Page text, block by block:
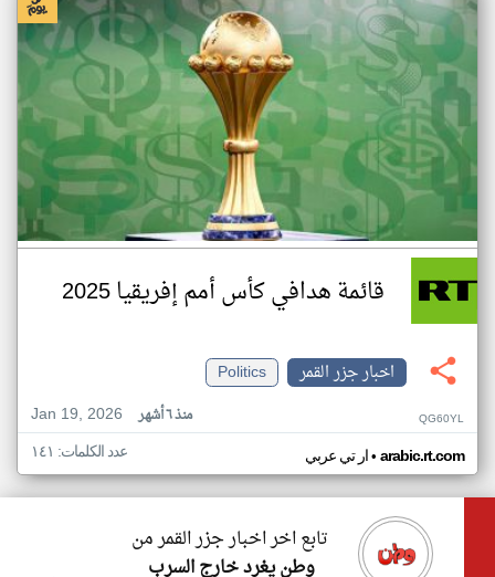
قائمة هدافي كأس أمم إفريقيا 2025
اخبار جزر القمر
Politics
Jan 19, 2026
منذ ٦ أشهر QG60YL
ار تي عربي• arabic.rt.com عدد الكلمات: ١٤١
تابع اخر اخبار جزر القمر من
وطن يغرد خارج السرب